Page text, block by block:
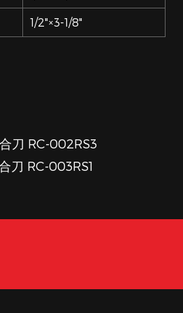
1/2"×3-1/8"
刀 RC-002RS3
刀 RC-003RS1